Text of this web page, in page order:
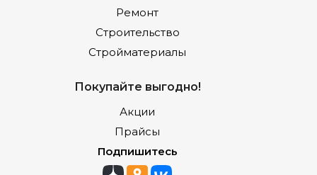
Ремонт
Строительство
Стройматериалы
Покупайте выгодно!
Акции
Прайсы
Подпишитесь